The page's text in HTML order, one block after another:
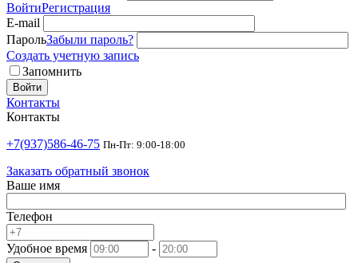
ВойтиРегистрация
E-mail
ПарольЗабыли пароль?
Создать учетную запись
Запомнить
Войти
Контакты
Контакты
+7(937)586-46-75 Пн-Пт: 9:00-18:00
Заказать обратный звонок
Ваше имя
Телефон
Удобное время -